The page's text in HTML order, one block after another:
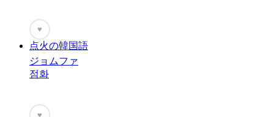
♥
点火の韓国語
ジョムファ
점화
♥